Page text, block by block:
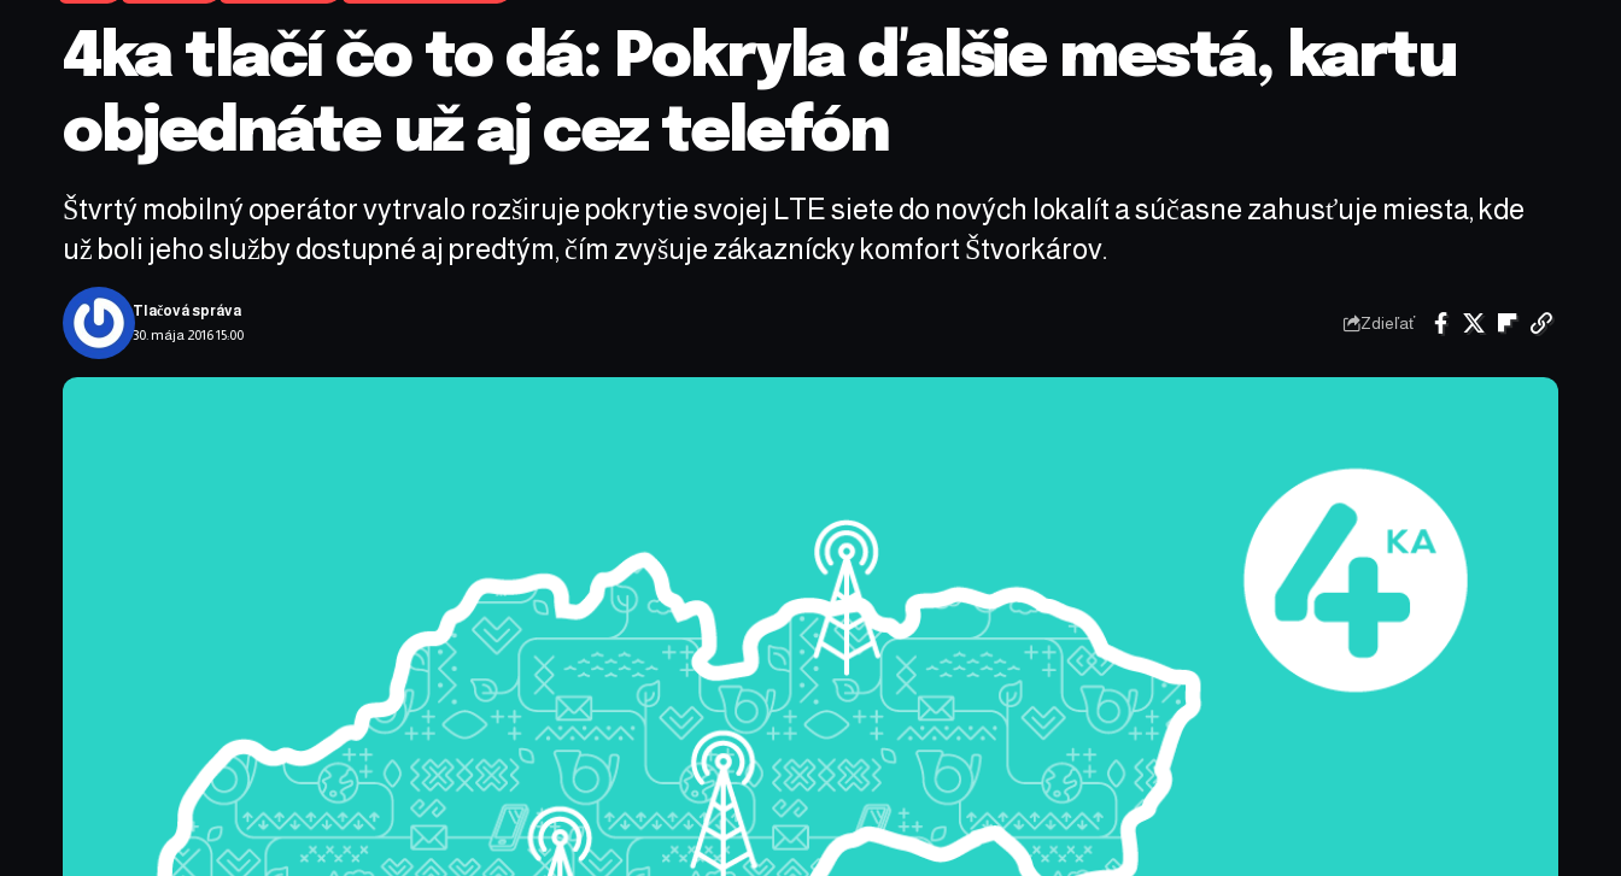
4ka tlačí čo to dá: Pokryla ďalšie mestá, kartu
objednáte už aj cez telefón
Štvrtý mobilný operátor vytrvalo rozširuje pokrytie svojej LTE siete do nových lokalít a súčasne zahusťuje miesta, kde
už boli jeho služby dostupné aj predtým, čím zvyšuje zákaznícky komfort Štvorkárov.
30. mája 2016 15:00
Tlačová správa
Zdieľať